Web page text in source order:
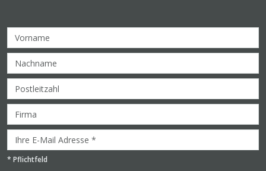
* Pflichtfeld